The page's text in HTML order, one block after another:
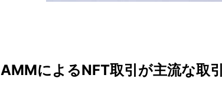
AMMによるNFT取引が主流な取